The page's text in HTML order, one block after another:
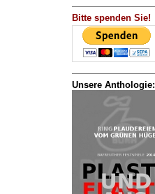
Bitte spenden Sie!
Unsere Anthologie: